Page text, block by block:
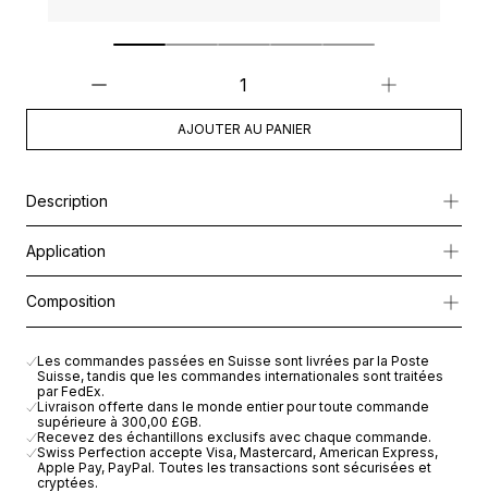
AJOUTER AU PANIER
Description
Sa texture ultra-légère offre des résultats à la fois immédiats
Application
doigts sur la zone du contour de l’œil.
Composition
CAPRYLIC/CAPRIC TRIGLYCERIDE, DIMETHICONE, PEG-8,
POLYACRYLATE, HYDROGENATED POLYDECENE,
TRIDECETH-6, HYDROLYZED SOY FLOUR, IRIS GERMANICA
ISOPARAFFIN, SODIUM HYDROXIDE, SALICORNIA HERBACEA
FLOWER EXTRACT, TOCOPHEROL, ASCORBYL PALMITATE,
ASCORBIC ACID, POTASSIUM SORBATE. IL5607V00
Les commandes passées en Suisse sont livrées par la Poste
Suisse, tandis que les commandes internationales sont traitées
par FedEx.
Livraison offerte dans le monde entier pour toute commande
supérieure à 300,00 £GB.
Recevez des échantillons exclusifs avec chaque commande.
Swiss Perfection accepte Visa, Mastercard, American Express,
Apple Pay, PayPal. Toutes les transactions sont sécurisées et
cryptées.